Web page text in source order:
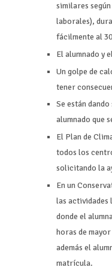
similares
laborales),
fácilmente al
El alumnado y
Un golpe de
tener
Se están
alumnado que
El Plan de
todos los
solicitando la
En un
las actividades
donde el
horas de
además el
matrícula.